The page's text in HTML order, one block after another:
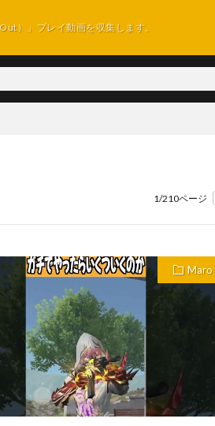
）」プレイ動画を収集します。
1/210ページ
Maro